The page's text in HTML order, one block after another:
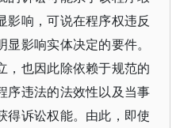
影响，可说在程序权违反
影响实体决定的要件。
，也因此除依赖于规范的
序违法的法效性以及当事
得诉讼权能。由此，即使